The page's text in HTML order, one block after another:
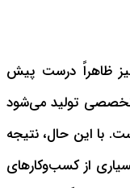
ظاهراً درست پیش
تخصصی تولید می‌شود
با این حال، نتیجه
از کسب‌وکارهای